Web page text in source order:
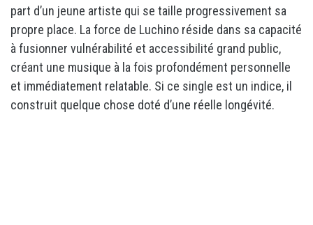
part d’un jeune artiste qui se taille progressivement sa
propre place. La force de Luchino réside dans sa capacité
à fusionner vulnérabilité et accessibilité grand public,
créant une musique à la fois profondément personnelle
et immédiatement relatable. Si ce single est un indice, il
construit quelque chose doté d’une réelle longévité.